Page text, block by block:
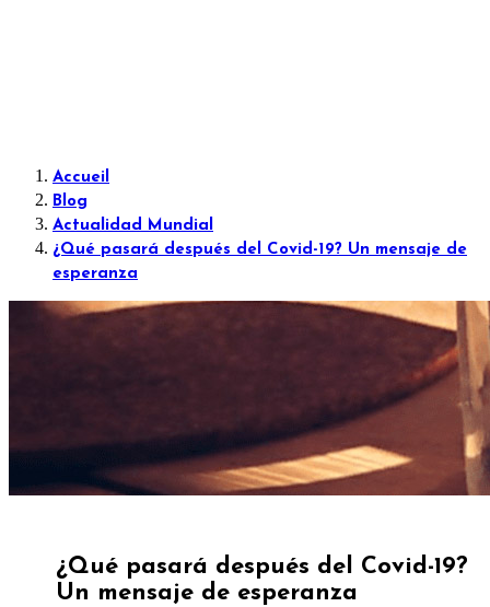
Accueil
Blog
Actualidad Mundial
¿Qué pasará después del Covid-19? Un mensaje de
esperanza
¿Qué pasará después del Covid-19?
Un mensaje de esperanza